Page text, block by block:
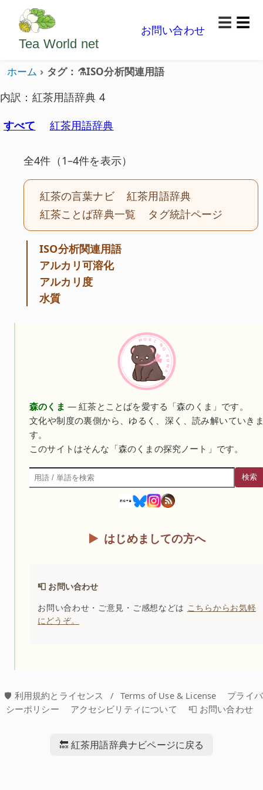
ようこそいらっしゃいました。どうぞごゆっくり楽
Tea World net
お問い合わせ
☰
ホーム タグ：⚗️ISO分析関連用語
内訳：紅茶用語辞典 4
すべて
紅茶用語辞典
全4件（1–4件を表示）
紅茶の言葉ナビ
紅茶用語辞典
紅茶ことば辞典一覧
タグ統計ページ
ISO分析関連用語
アルカリ可溶化
アルカリ度
水質
森のくま — 紅茶とことばを愛する「森のくま」です。
文化や制度の裏側から、ゆるく、深く、読み解いていき
す。
このサイトはそんな「森のくまの探究ノート」です。
検索
検索
はじめましての方へ
📮 お問い合わせ
お問い合わせ・ご意見・ご感想などは こちらからお気軽
にどうぞ。
🛡️ 利用規約とライセンス / Terms of Use & License
プライバ
シーポリシー
アクセシビリティについて 📮 お問い合わせ
🔙 紅茶用語辞典ナビページに戻る